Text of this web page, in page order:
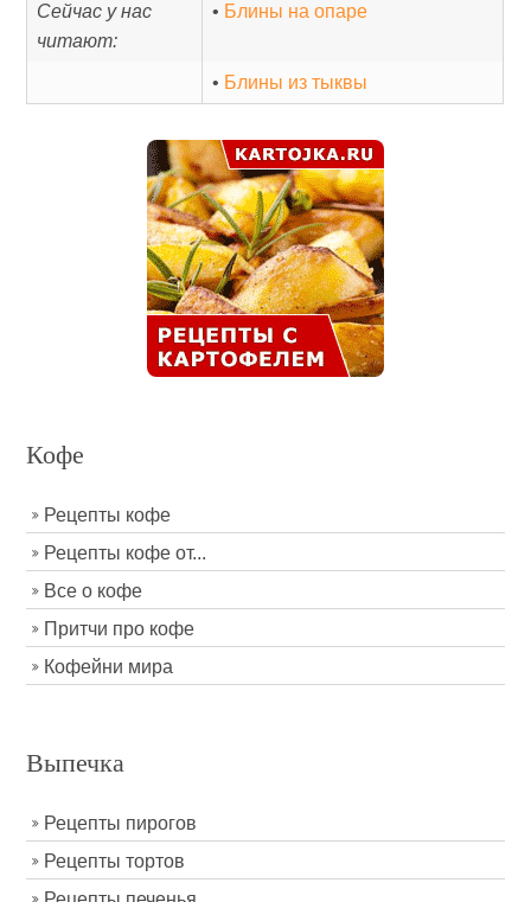
Сейчас у нас
читают:
• Блины на опаре
• Блины из тыквы
Кофе
Рецепты кофе
Рецепты кофе от...
Все о кофе
Притчи про кофе
Кофейни мира
Выпечка
Рецепты пирогов
Рецепты тортов